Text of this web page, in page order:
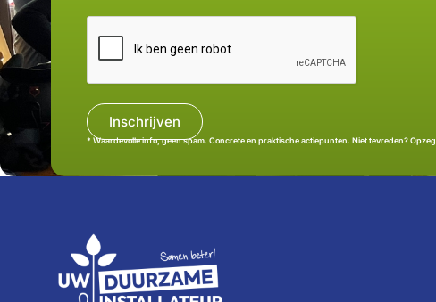
* Waardevolle info, geen spam. Concrete en praktische actiepunten. Niet tevreden?